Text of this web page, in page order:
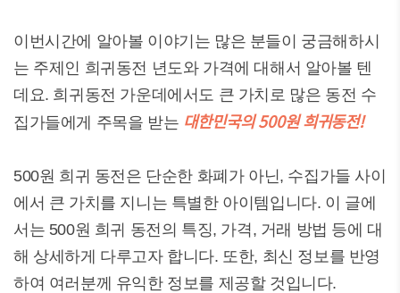
이번시간에 알아볼 이야기는 많은 분들이 궁금해하시
는 주제인 희귀동전 년도와 가격에 대해서 알아볼 텐
데요. 희귀동전 가운데에서도 큰 가치로 많은 동전 수
집가들에게 주목을 받는 대한민국의 500원 희귀동전!
500원 희귀 동전은 단순한 화폐가 아닌, 수집가들 사이
에서 큰 가치를 지니는 특별한 아이템입니다. 이 글에
서는 500원 희귀 동전의 특징, 가격, 거래 방법 등에 대
해 상세하게 다루고자 합니다. 또한, 최신 정보를 반영
하여 여러분께 유익한 정보를 제공할 것입니다.